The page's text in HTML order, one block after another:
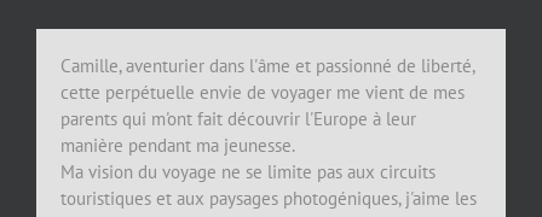
Camille, aventurier dans l'âme et passionné de liberté,
cette perpétuelle envie de voyager me vient de mes
parents qui m'ont fait découvrir l'Europe à leur
manière pendant ma jeunesse.
Ma vision du voyage ne se limite pas aux circuits
touristiques et aux paysages photogéniques, j'aime les